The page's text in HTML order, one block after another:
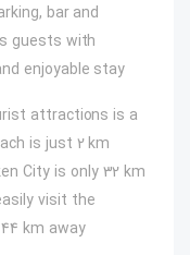
bar and
guests with
enjoyable stay.
attractions is a
is just 2 km
City is only 32 km
visit the
km away.